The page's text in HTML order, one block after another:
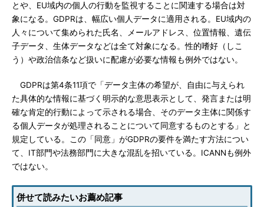
とや、EU域内の個人の行動を監視することに関連する場合は対
象になる。GDPRは、幅広い個人データに適用される。EU域内の
人々について集められた氏名、メールアドレス、位置情報、遺伝
子データ、生体データなどは全て対象になる。性的嗜好（しこ
う）や政治信条など扱いに配慮が必要な情報も例外ではない。
GDPRは第4条11項で「データ主体の希望が、自由に与えられ
た具体的な情報に基づく明示的な意思表示として、発言または明
確な肯定的行動によって示される場合、そのデータ主体に関係す
る個人データが処理されることについて同意するものとする」と
規定している。この「同意」がGDPRの要件を満たす方法につい
て、IT部門や法務部門に大きな混乱を招いている。ICANNも例外
ではない。
併せて読みたいお薦め記事